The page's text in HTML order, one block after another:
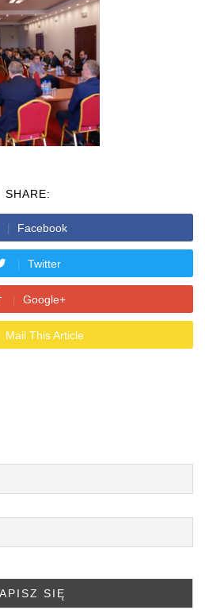
SHARE:
Facebook
Twitter
Google+
Mail This Article